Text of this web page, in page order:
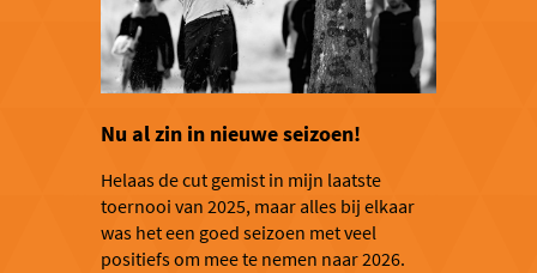
Nu al zin in nieuwe seizoen!
Helaas de cut gemist in mijn laatste
toernooi van 2025, maar alles bij elkaar
was het een goed seizoen met veel
positiefs om mee te nemen naar 2026.